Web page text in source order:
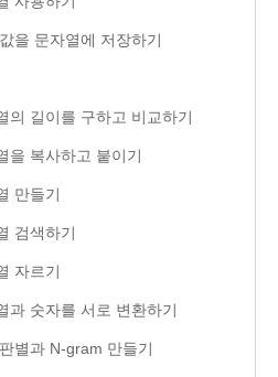
을 문자열에 저장하기
의 길이를 구하고 비교하기
을 복사하고 붙이기
만들기
검색하기
자르기
과 숫자를 서로 변환하기
별과 N-gram 만들기